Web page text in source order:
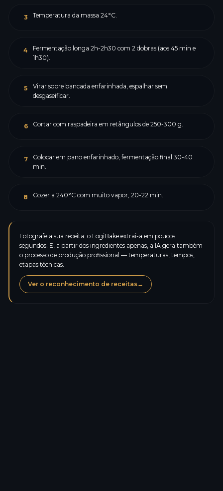
3 Temperatura da massa 24°C.
4
Fermentação longa 2h-2h30 com 2 dobras (aos 45 min e
1h30).
5
Virar sobre bancada enfarinhada, espalhar sem
desgaseificar.
6 Cortar com raspadeira em retângulos de 250-300 g.
7
Colocar em pano enfarinhado, fermentação final 30-40
min.
8 Cozer a 240°C com muito vapor, 20-22 min.
Fotografe a sua receita: o LogiBake extrai-a em poucos
segundos. E, a partir dos ingredientes apenas, a IA gera também
o processo de produção profissional — temperaturas, tempos,
etapas técnicas.
Ver o reconhecimento de receitas→